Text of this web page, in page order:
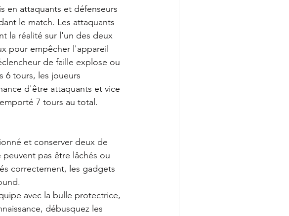
en attaquants et défenseurs
le match. Les attaquants
la réalité sur l'un des deux
pour empêcher l'appareil
de faille explose ou
6 tours, les joueurs
d'être attaquants et vice
7 tours au total.
et conserver deux de
pas être lâchés ou
correctement, les gadgets
avec la bulle protectrice,
débusquez les